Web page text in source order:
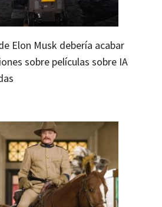
Elon Musk debería acabar
sobre películas sobre IA